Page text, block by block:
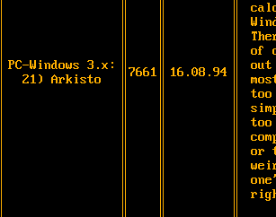
PC-Windows 3.x:
21) Arkisto
7661 16.08.94
of
too
too
or